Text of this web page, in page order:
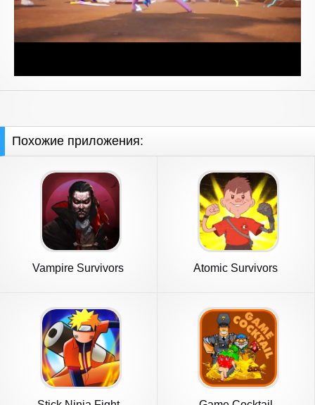
Похожие приложения:
Vampire Survivors Atomic Survivors